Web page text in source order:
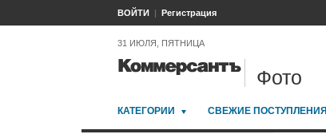
ВОЙТИ Регистрация
31 ИЮЛЯ, ПЯТНИЦА
Фото
КАТЕГОРИИ СВЕЖИЕ ПОСТУПЛЕНИЯ